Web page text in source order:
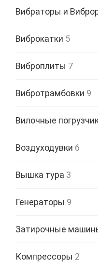
Вибраторы и
Виброкатки 5
Виброплиты 7
Вибротрамбовки 9
Вилочные
Воздуходувки 6
Вышка тура 3
Генераторы 9
Затирочные
Компрессоры 2